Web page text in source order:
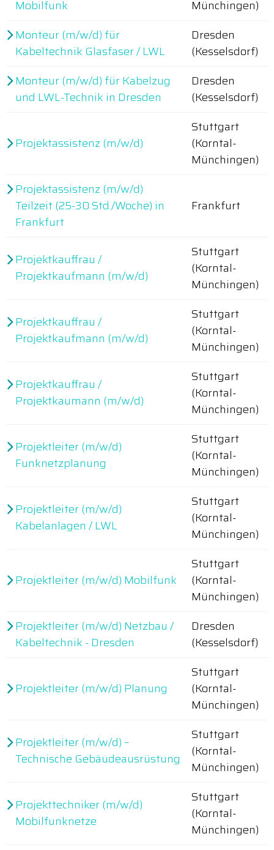
Mobilfunk
Münchingen)
Monteur (m/w/d) für
Kabeltechnik Glasfaser / LWL
Dresden
(Kesselsdorf)
Monteur (m/w/d) für Kabelzug
und LWL-Technik in Dresden
Dresden
(Kesselsdorf)
Projektassistenz (m/w/d)
Stuttgart
(Korntal-
Münchingen)
Projektassistenz (m/w/d)
Teilzeit (25-30 Std./Woche) in
Frankfurt
Frankfurt
Projektkauffrau /
Projektkaufmann (m/w/d)
Stuttgart
(Korntal-
Münchingen)
Projektkauffrau /
Projektkaufmann (m/w/d)
Stuttgart
(Korntal-
Münchingen)
Projektkauffrau /
Projektkaumann (m/w/d)
Stuttgart
(Korntal-
Münchingen)
Projektleiter (m/w/d)
Funknetzplanung
Stuttgart
(Korntal-
Münchingen)
Projektleiter (m/w/d)
Kabelanlagen / LWL
Stuttgart
(Korntal-
Münchingen)
Projektleiter (m/w/d) Mobilfunk
Stuttgart
(Korntal-
Münchingen)
Projektleiter (m/w/d) Netzbau /
Kabeltechnik - Dresden
Dresden
(Kesselsdorf)
Projektleiter (m/w/d) Planung
Stuttgart
(Korntal-
Münchingen)
Projektleiter (m/w/d) –
Technische Gebäudeausrüstung
Stuttgart
(Korntal-
Münchingen)
Projekttechniker (m/w/d)
Mobilfunknetze
Stuttgart
(Korntal-
Münchingen)